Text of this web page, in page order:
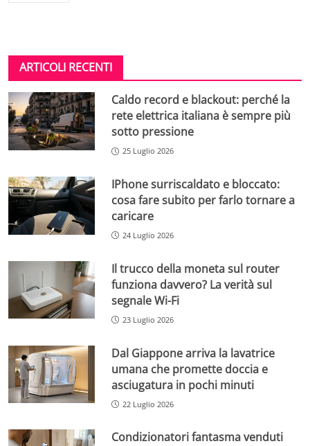
ARTICOLI RECENTI
Caldo record e blackout: perché la
rete elettrica italiana è sempre più
sotto pressione
25 Luglio 2026
IPhone surriscaldato e bloccato:
cosa fare subito per farlo tornare a
caricare
24 Luglio 2026
Il trucco della moneta sul router
funziona davvero? La verità sul
segnale Wi-Fi
23 Luglio 2026
Dal Giappone arriva la lavatrice
umana che promette doccia e
asciugatura in pochi minuti
22 Luglio 2026
Condizionatori fantasma venduti